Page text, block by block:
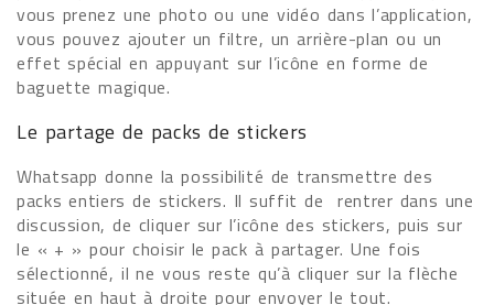
vous prenez une photo ou une vidéo dans l’application,
vous pouvez ajouter un filtre, un arrière-plan ou un
effet spécial en appuyant sur l’icône en forme de
baguette magique.
Le partage de packs de stickers
Whatsapp donne la possibilité de transmettre des
packs entiers de stickers. Il suffit de rentrer dans une
discussion, de cliquer sur l’icône des stickers, puis sur
le « + » pour choisir le pack à partager. Une fois
sélectionné, il ne vous reste qu’à cliquer sur la flèche
située en haut à droite pour envoyer le tout.